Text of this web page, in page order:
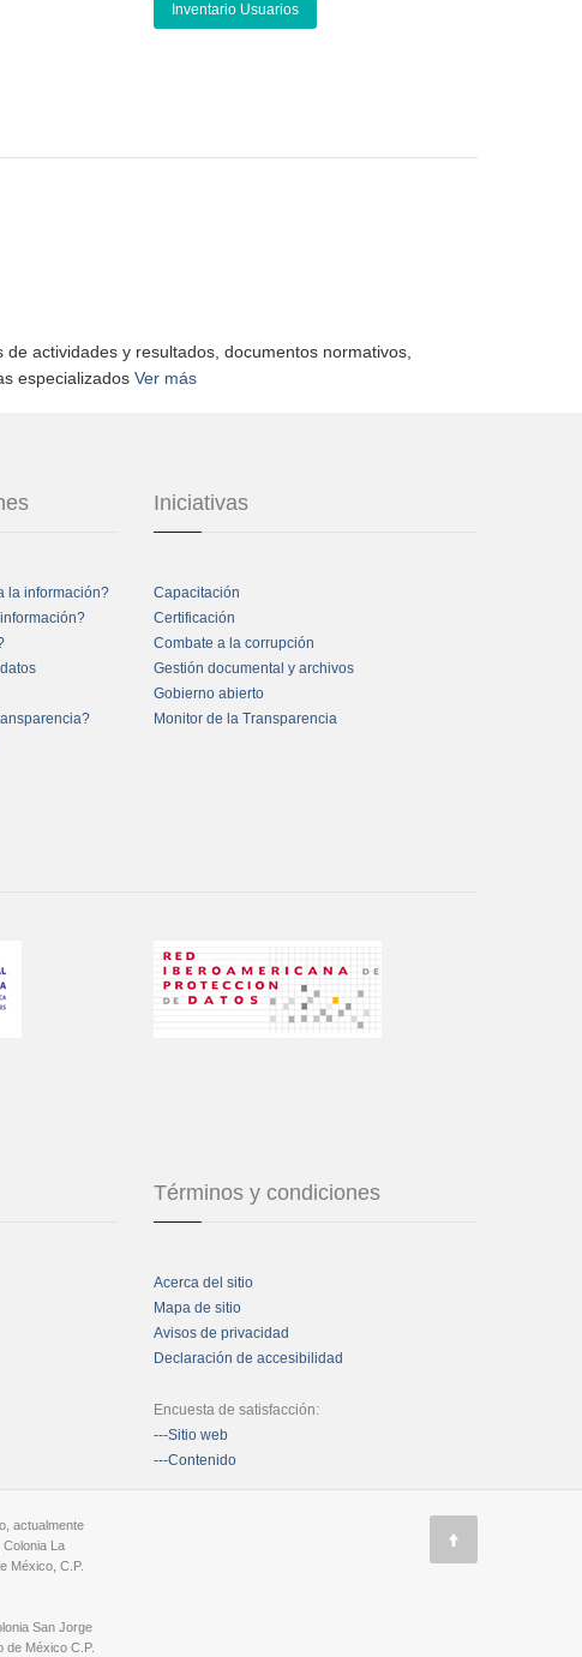
Inventario Usuarios
actividades y resultados, documentos normativos,
especializados Ver más
la información?
Iniciativas
Capacitación
Certificación
Combate a la corrupción
Gestión documental y archivos
Gobierno abierto
Monitor de la Transparencia
Términos y condiciones
Acerca del sitio
Mapa de sitio
Avisos de privacidad
Declaración de accesibilidad
Encuesta de satisfacción:
---Sitio web
---Contenido
actualmente
La
México, C.P.
San Jorge
de México C.P.